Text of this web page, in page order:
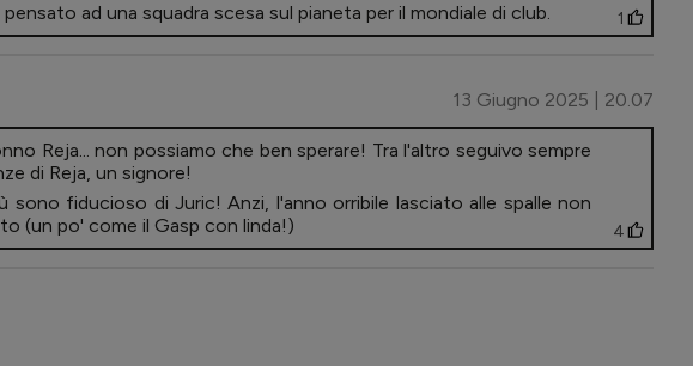
ad una squadra scesa sul pianeta per il mondiale di club. 1
13 Giugno 2025 | 20.07
Reja... non possiamo che ben sperare! Tra l'altro seguivo sempre
di Reja, un signore!
sono fiducioso di Juric! Anzi, l'anno orribile lasciato alle spalle non
(un po' come il Gasp con linda!)
4